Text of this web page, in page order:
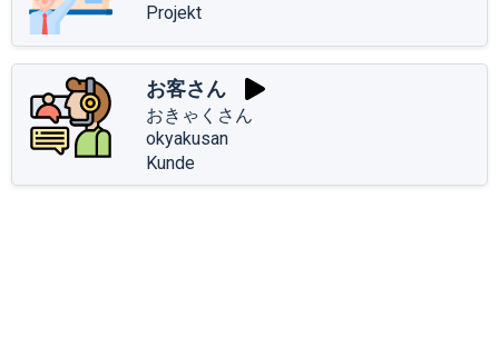
Projekt
お客さん
おきゃくさん
okyakusan
Kunde